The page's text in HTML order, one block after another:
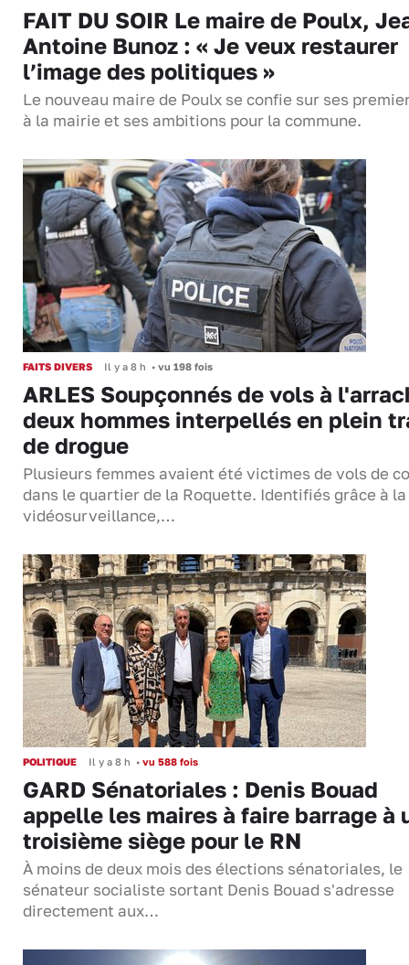
FAIT DU SOIR Le maire de Poulx,
Antoine Bunoz : « Je veux restaurer
l’image des politiques »
Le nouveau maire de Poulx se confie sur ses
à la mairie et ses ambitions pour la commune.
FAITS DIVERS Il y a 8 h • vu 198 fois
ARLES Soupçonnés de vols à
deux hommes interpellés en plein
de drogue
Plusieurs femmes avaient été victimes de vols de
dans le quartier de la Roquette. Identifiés grâce à la
vidéosurveillance,…
POLITIQUE Il y a 8 h • vu 588 fois
GARD Sénatoriales : Denis Bouad
appelle les maires à faire barrage à
troisième siège pour le RN
À moins de deux mois des élections sénatoriales, le
sénateur socialiste sortant Denis Bouad s'adresse
directement aux…